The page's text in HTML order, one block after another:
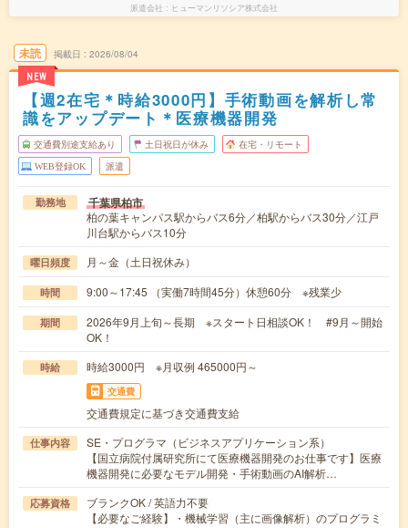
派遣会社 ヒューマンリソシア株式会社
未読
NEW
掲載日 2026/08/04
【週2在宅＊時給3000円】手術動画を解析し常
識をアップデート＊医療機器開発
交通費別途支給あり 土日祝日が休み 在宅・リモート
WEB登録OK 派遣
勤務地 千葉県柏市
柏の葉キャンパス駅からバス6分／柏駅からバス30分／江戸
川台駅からバス10分
曜日頻度 月～金（土日祝休み）
時間 9:00～17:45 （実働7時間45分）休憩60分 ※残業少
期間
2026年9月上旬～長期 ※スタート日相談OK！ #9月～開始
OK！
時給 時給3000円 ※月収例 465000円～
交通費
交通費規定に基づき交通費支給
仕事内容
SE・プログラマ（ビジネスアプリケーション系）
【国立病院付属研究所にて医療機器開発のお仕事です】医療
機器開発に必要なモデル開発・手術動画のAI解析…
応募資格
ブランクOK / 英語力不要
【必要なご経験】・機械学習（主に画像解析）のプログラミ